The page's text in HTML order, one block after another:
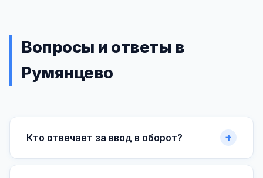
Вопросы и ответы в
Румянцево
Кто отвечает за ввод в оборот?